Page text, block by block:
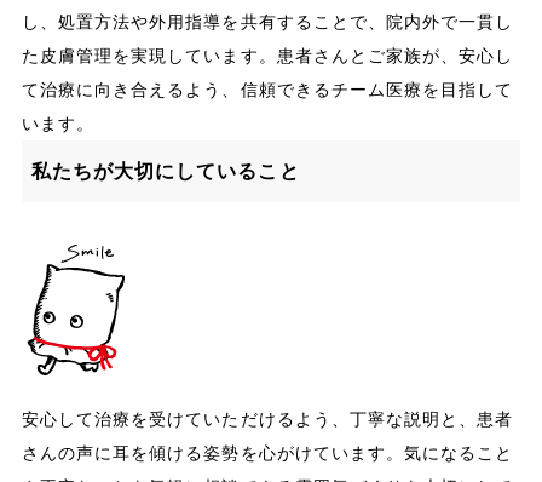
し、処置方法や外用指導を共有することで、院内外で一貫し
た皮膚管理を実現しています。患者さんとご家族が、安心し
て治療に向き合えるよう、信頼できるチーム医療を目指して
います。
私たちが大切にしていること
安心して治療を受けていただけるよう、丁寧な説明と、患者
さんの声に耳を傾ける姿勢を心がけています。気になること